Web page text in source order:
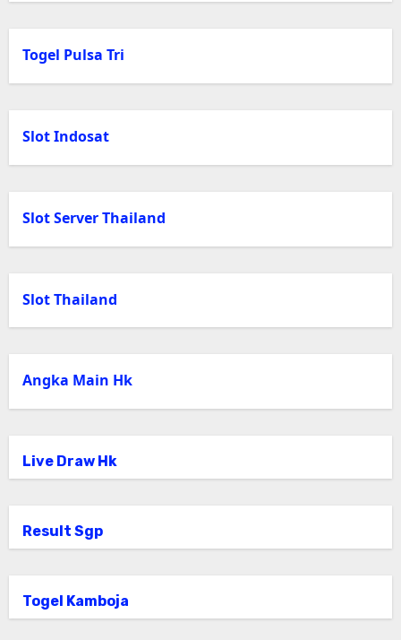
Togel Pulsa Tri
Slot Indosat
Slot Server Thailand
Slot Thailand
Angka Main Hk
Live Draw Hk
Result Sgp
Togel Kamboja